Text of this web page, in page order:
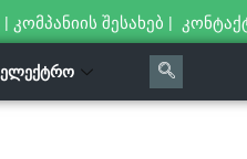
| კომპანიის შესახებ |
ᲔᲚᲔᲥᲢᲠᲝ